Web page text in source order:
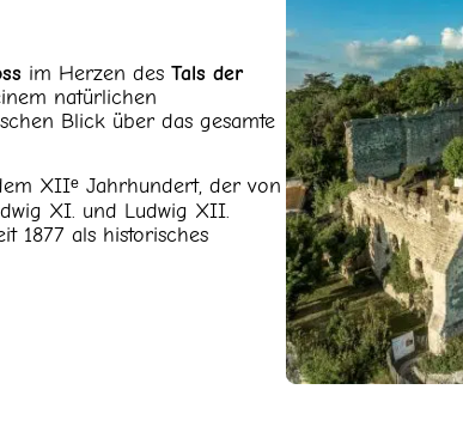
im Herzen des Tals der
natürlichen
Blick über das gesamte
XIIᵉ Jahrhundert, der von
XI. und Ludwig XII.
1877 als historisches